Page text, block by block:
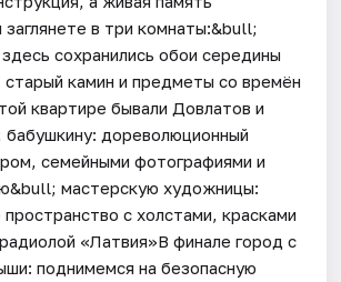
в три комнаты:&bull;
сохранились обои середины
старый камин и предметы со времён
квартире бывали Довлатов и
дореволюционный
семейными фотографиями и
мастерскую художницы:
с холстами, красками
«Латвия»В финале город с
поднимемся на безопасную